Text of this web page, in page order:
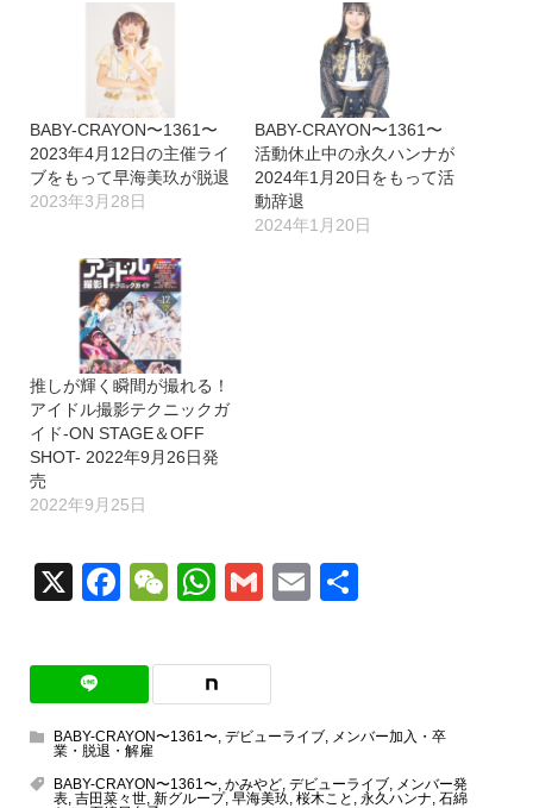
BABY-CRAYON〜1361〜
2023年4月12日の主催ライ
ブをもって早海美玖が脱退
2023年3月28日
BABY-CRAYON〜1361〜
活動休止中の永久ハンナが
2024年1月20日をもって活
動辞退
2024年1月20日
推しが輝く瞬間が撮れる！
アイドル撮影テクニックガ
イド-ON STAGE＆OFF
SHOT- 2022年9月26日発
売
2022年9月25日
X Facebook
WeChat
WhatsApp
GmailEmail
BABY-CRAYON〜1361〜, デビューライブ,
メンバー加入・卒
業・脱退・解雇
BABY-CRAYON〜1361〜, かみやど, デビューライブ,
メンバー発
表, 吉田菜々世, 新グループ, 早海美玖 桜木こと 永久ハンナ 石綿